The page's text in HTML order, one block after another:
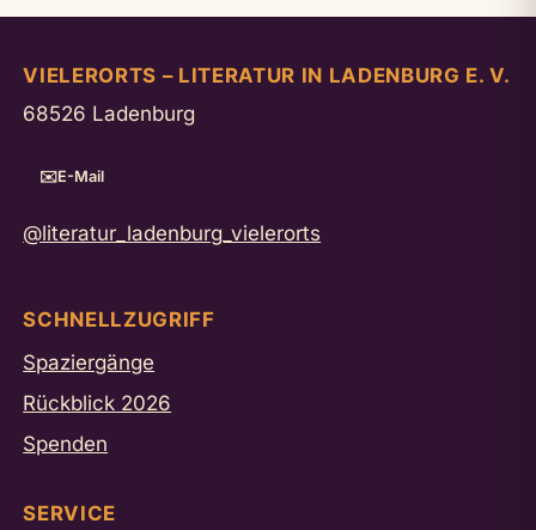
VIELERORTS – LITERATUR IN LADENBURG E. V.
68526 Ladenburg
E-Mail
@literatur_ladenburg_vielerorts
SCHNELLZUGRIFF
Spaziergänge
Rückblick 2026
Spenden
SERVICE